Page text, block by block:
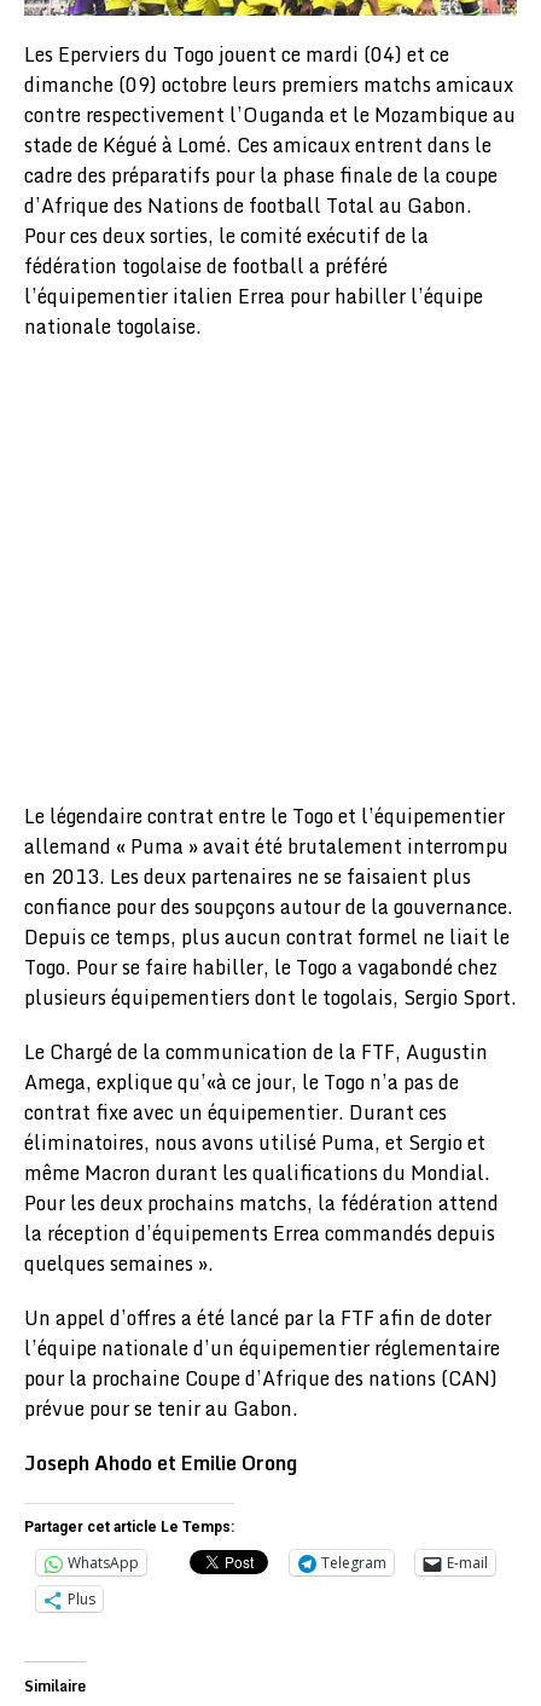
Les Eperviers du Togo jouent ce mardi (04) et ce
dimanche (09) octobre leurs premiers matchs amicaux
contre respectivement l’Ouganda et le Mozambique au
stade de Kégué à Lomé. Ces amicaux entrent dans le
cadre des préparatifs pour la phase finale de la coupe
d’Afrique des Nations de football Total au Gabon.
Pour ces deux sorties, le comité exécutif de la
fédération togolaise de football a préféré
l’équipementier italien Errea pour habiller l’équipe
nationale togolaise.
Le légendaire contrat entre le Togo et l’équipementier
allemand « Puma » avait été brutalement interrompu
en 2013. Les deux partenaires ne se faisaient plus
confiance pour des soupçons autour de la gouvernance.
Depuis ce temps, plus aucun contrat formel ne liait le
Togo. Pour se faire habiller, le Togo a vagabondé chez
plusieurs équipementiers dont le togolais, Sergio Sport.
Le Chargé de la communication de la FTF, Augustin
Amega, explique qu’«à ce jour, le Togo n’a pas de
contrat fixe avec un équipementier. Durant ces
éliminatoires, nous avons utilisé Puma, et Sergio et
même Macron durant les qualifications du Mondial.
Pour les deux prochains matchs, la fédération attend
la réception d’équipements Errea commandés depuis
quelques semaines ».
Un appel d’offres a été lancé par la FTF afin de doter
l’équipe nationale d’un équipementier réglementaire
pour la prochaine Coupe d’Afrique des nations (CAN)
prévue pour se tenir au Gabon.
Joseph Ahodo et Emilie Orong
Partager cet article Le Temps:
WhatsApp Telegram
E-mail
Plus
Similaire